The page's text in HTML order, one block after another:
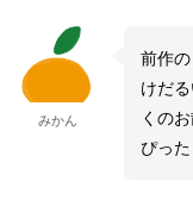
みかん
前作
けだ
くの
ぴった